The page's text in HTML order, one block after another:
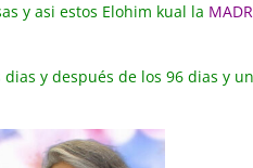
y asi estos Elohim kual la
y después de los 96 dias y